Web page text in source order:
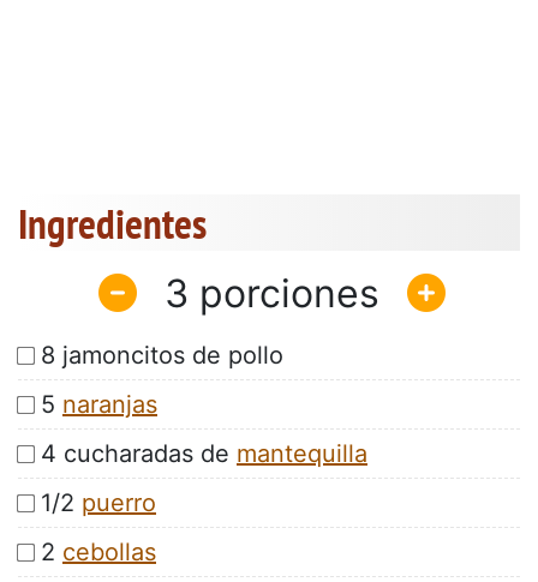
Ingredientes
3
8 jamoncitos de pollo
5 naranjas
4 cucharadas de mantequilla
1/2 puerro
2 cebollas